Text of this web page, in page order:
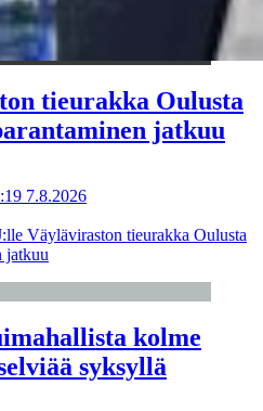
tieurakka Oulusta
jatkuu
7.8.2026
Väyläviraston tieurakka Oulusta
jatkuu
kolme
syksyllä